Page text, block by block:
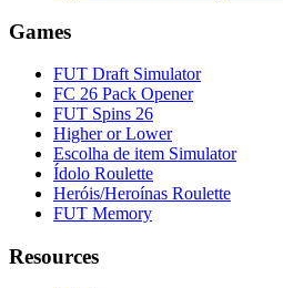
Games
FUT Draft Simulator
FC 26 Pack Opener
FUT Spins 26
Higher or Lower
Escolha de item Simulator
Ídolo Roulette
Heróis/Heroínas Roulette
FUT Memory
Resources